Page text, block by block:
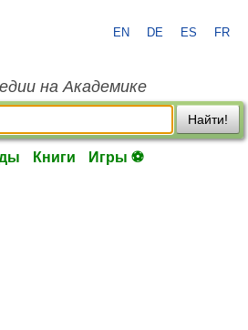
EN DE ES FR
на Академике
Найти!
Книги Игры ⚽